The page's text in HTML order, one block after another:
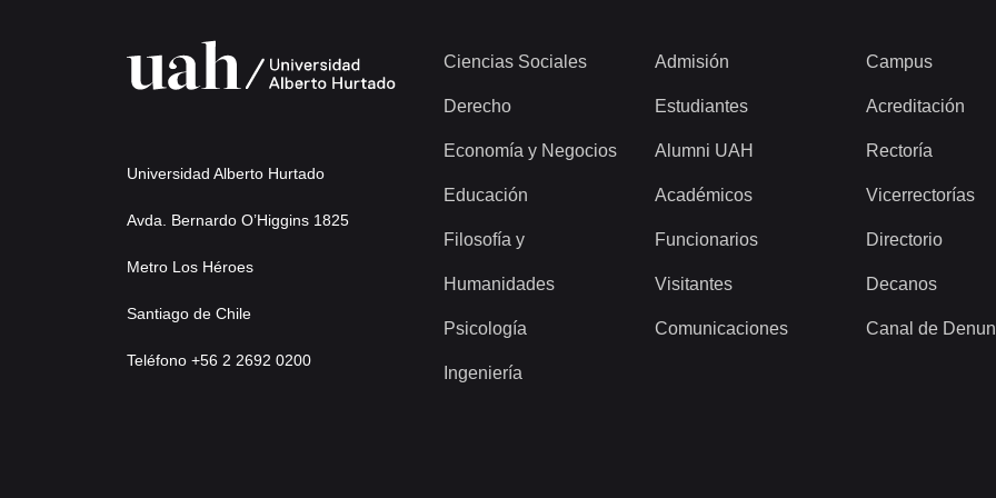
Universidad Alberto Hurtado
Avda. Bernardo O’Higgins 1825
Metro Los Héroes
Santiago de Chile
Teléfono +56 2 2692 0200
Ciencias Sociales
Derecho
Economía y Negocios
Educación
Filosofía y
Humanidades
Psicología
Ingeniería
Admisión
Estudiantes
Alumni UAH
Académicos
Funcionarios
Visitantes
Comunicaciones
Campus
Acreditación
Rectoría
Vicerrectorías
Directorio
Decanos
Canal de